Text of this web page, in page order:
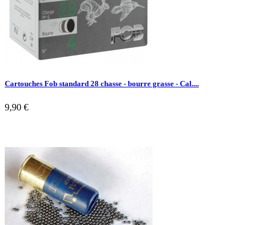
Cartouches Fob standard 28 chasse - bourre grasse - Cal....
9,90 €